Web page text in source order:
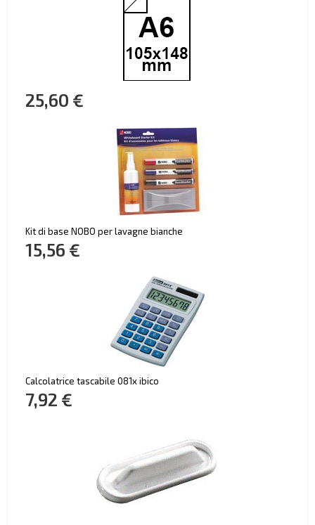
25,60 €
Kit di base NOBO per lavagne bianche
15,56 €
Calcolatrice tascabile 081x ibico
7,92 €